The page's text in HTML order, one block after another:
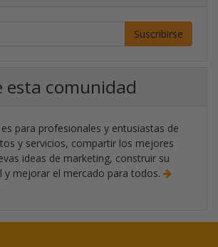
Suscribirse
esta comunidad
para profesionales y entusiastas de
y servicios, compartir los mejores
ideas de marketing, construir su
y mejorar el mercado para todos.